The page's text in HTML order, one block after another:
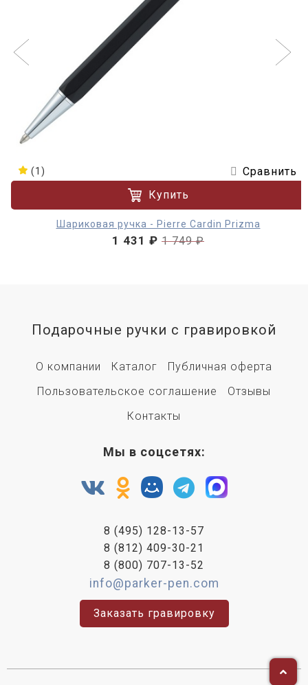
(1)
Сравнить
Купить
Шариковая ручка - Pierre Cardin Prizma
1 431 ₽ 1 749 ₽
Подарочные ручки с гравировкой
О компании Каталог
Публичная оферта
Пользовательское соглашение
Отзывы
Контакты
Мы в соцсетях:
8 (495) 128-13-57
8 (812) 409-30-21
8 (800) 707-13-52
info@parker-pen.com
Заказать гравировку